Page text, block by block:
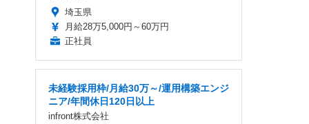
埼玉県
月給28万5,000円～60万円
正社員
未経験採用枠/月給30万～/運用構築エンジ
ニア/年間休日120日以上
infront株式会社